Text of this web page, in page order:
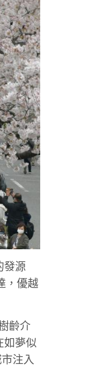
發源
，優越
齡介
如夢似
注入